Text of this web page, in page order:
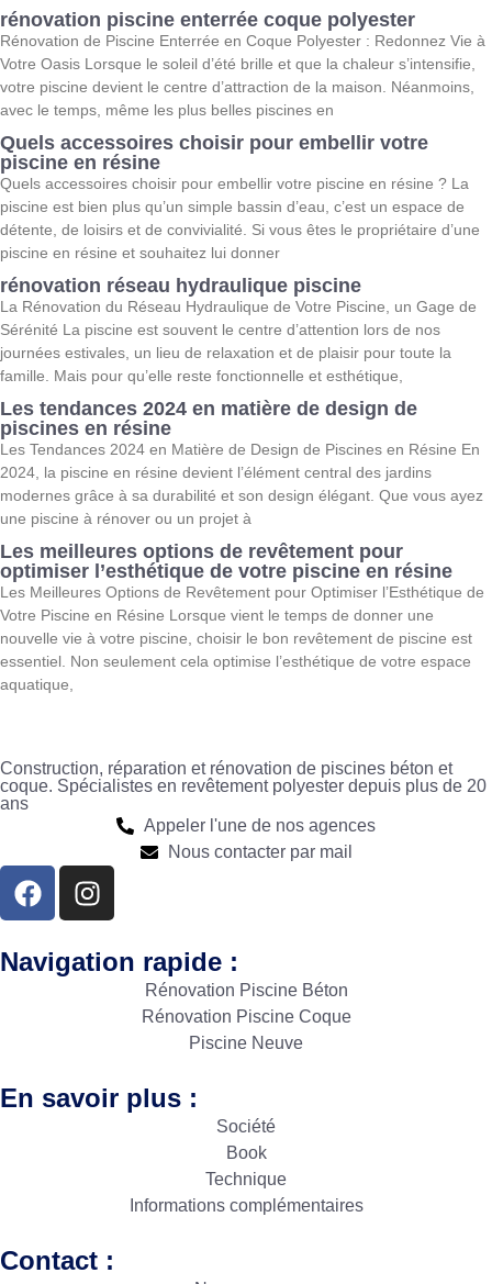
rénovation piscine enterrée coque polyester
Rénovation de Piscine Enterrée en Coque Polyester : Redonnez Vie à
Votre Oasis Lorsque le soleil d’été brille et que la chaleur s’intensifie,
votre piscine devient le centre d’attraction de la maison. Néanmoins,
avec le temps, même les plus belles piscines en
Quels accessoires choisir pour embellir votre
piscine en résine
Quels accessoires choisir pour embellir votre piscine en résine ? La
piscine est bien plus qu’un simple bassin d’eau, c’est un espace de
détente, de loisirs et de convivialité. Si vous êtes le propriétaire d’une
piscine en résine et souhaitez lui donner
rénovation réseau hydraulique piscine
La Rénovation du Réseau Hydraulique de Votre Piscine, un Gage de
Sérénité La piscine est souvent le centre d’attention lors de nos
journées estivales, un lieu de relaxation et de plaisir pour toute la
famille. Mais pour qu’elle reste fonctionnelle et esthétique,
Les tendances 2024 en matière de design de
piscines en résine
Les Tendances 2024 en Matière de Design de Piscines en Résine En
2024, la piscine en résine devient l’élément central des jardins
modernes grâce à sa durabilité et son design élégant. Que vous ayez
une piscine à rénover ou un projet à
Les meilleures options de revêtement pour
optimiser l’esthétique de votre piscine en résine
Les Meilleures Options de Revêtement pour Optimiser l’Esthétique de
Votre Piscine en Résine Lorsque vient le temps de donner une
nouvelle vie à votre piscine, choisir le bon revêtement de piscine est
essentiel. Non seulement cela optimise l’esthétique de votre espace
aquatique,
Construction, réparation et rénovation de piscines béton et
coque. Spécialistes en revêtement polyester depuis plus de 20
ans
Appeler l'une de nos agences
Nous contacter par mail
Navigation rapide :
Rénovation Piscine Béton
Rénovation Piscine Coque
Piscine Neuve
En savoir plus :
Société
Book
Technique
Informations complémentaires
Contact :